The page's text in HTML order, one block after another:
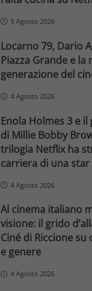
5 Agosto 2026
Locarno 79, Dario
Piazza Grande e la
generazione del
4 Agosto 2026
Enola Holmes 3 e
di Millie Bobby
trilogia Netflix ha
carriera di una star
4 Agosto 2026
Al cinema italiano
visione: il grido
Ciné di Riccione
e genere
4 Agosto 2026